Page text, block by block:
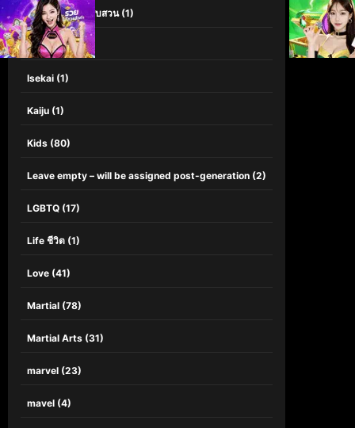
Investigation สืบสวน(1)
iQIYI(60)
Isekai (1)
Kaiju (1)
Kids (80)
Leave empty – will be assigned post-generation (2)
LGBTQ (17)
Life ชีวิต (1)
Love (41)
Martial (78)
Martial Arts (31)
marvel (23)
mavel (4)